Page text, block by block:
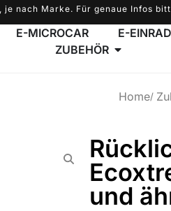
je nach Marke. Für genaue Infos
E-MICROCAR E-EINRAD
ZUBEHÖR
Home
und